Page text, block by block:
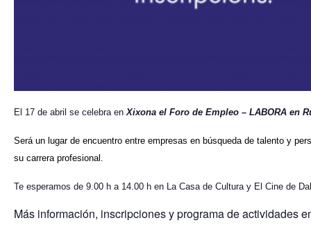
El 17 de abril se celebra en Xixona el Foro de Empleo – LABORA en
Será un lugar de encuentro entre empresas en búsqueda de talento y
su carrera profesional.
Te esperamos de 9.00 h a 14.00 h en La Casa de Cultura y El Cine de
Más información, inscripciones y programa de actividades